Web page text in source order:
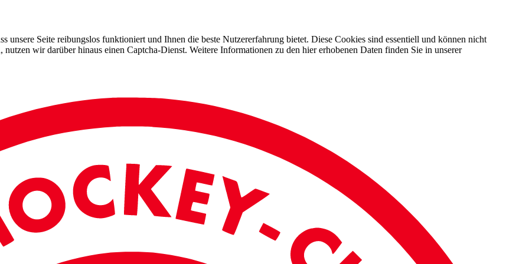
unsere Seite reibungslos funktioniert und Ihnen die beste Nutzererfahrung bietet. Diese Cookies sind essentiell und können nicht
wir darüber hinaus einen Captcha-Dienst. Weitere Informationen zu den hier erhobenen Daten finden Sie in unserer